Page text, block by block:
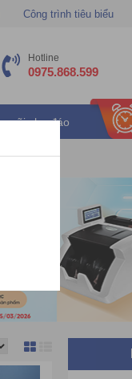
Công trình tiêu biểu
Hotline
0975.868.599
mãi chu đáo